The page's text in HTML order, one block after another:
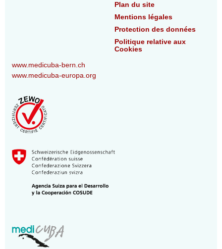
Plan du site
Mentions légales
Protection des données
Politique relative aux
Cookies
www.medicuba-bern.ch
www.medicuba-europa.org